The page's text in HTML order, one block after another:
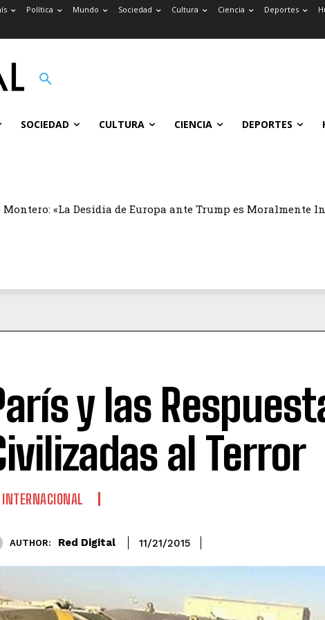
Política Mundo Sociedad Cultura Ciencia Deportes
SOCIEDAD CULTURA CIENCIA DEPORTES
Montero: «La Desidia de Europa ante Trump es Moralmente
y las
al Terror
INTERNACIONAL
AUTHOR: Red Digital 11/21/2015